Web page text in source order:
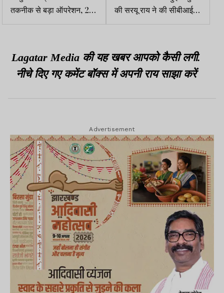
तकनीक से बड़ा ऑपरेशन, 2
सेमी के छोटे छेद से निकाली गई
की सरयू राय ने की सीबीआई
जांच की मांग
Lagatar Media की यह खबर आपको कैसी लगी.
नीचे दिए गए कमेंट बॉक्स में अपनी राय साझा करें
Advertisement